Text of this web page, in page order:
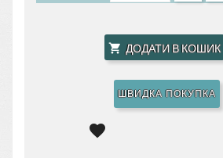
 ДОДАТИ В КОШИК
ШВИДКА ПОКУПКА
